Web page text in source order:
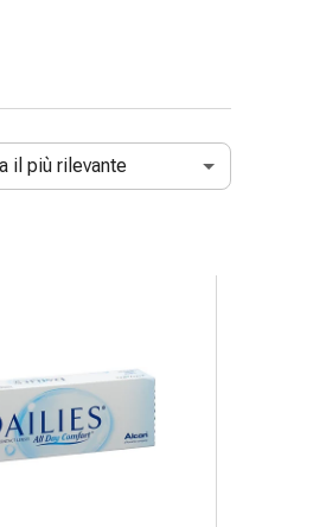
il più rilevante